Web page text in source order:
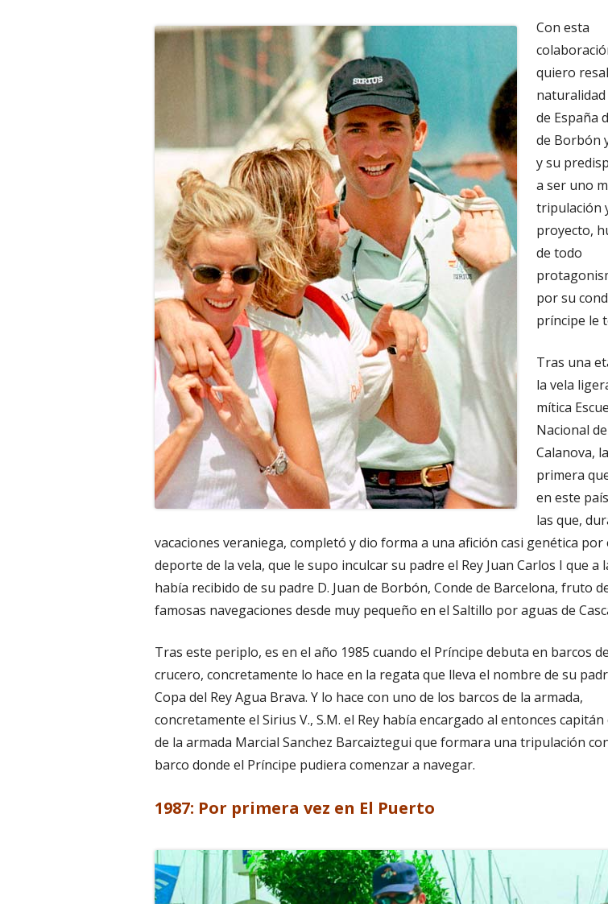
Con esta
quiero
naturalidad
de España
de Borbón
y su
a ser uno
tripulación
proyecto,
de todo
por su
príncipe le
Tras una
la vela
mítica
Nacional
Calanova, la
primera
en este
las que,
vacaciones veraniega, completó y dio forma a una afición casi genética por
deporte de la vela, que le supo inculcar su padre el Rey Juan Carlos I que a
había recibido de su padre D. Juan de Borbón, Conde de Barcelona, fruto
famosas navegaciones desde muy pequeño en el Saltillo por aguas de
Tras este periplo, es en el año 1985 cuando el Príncipe debuta en barcos
crucero, concretamente lo hace en la regata que lleva el nombre de su
Copa del Rey Agua Brava. Y lo hace con uno de los barcos de la armada,
concretamente el Sirius V., S.M. el Rey había encargado al entonces capitán
de la armada Marcial Sanchez Barcaiztegui que formara una tripulación
barco donde el Príncipe pudiera comenzar a navegar.
1987: Por primera vez en El Puerto